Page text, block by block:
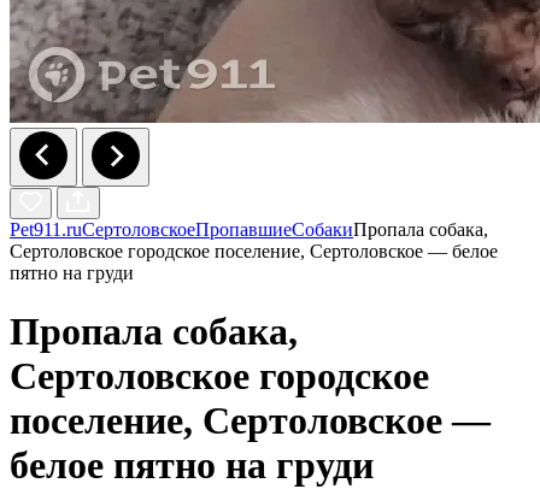
Pet911.ruСертоловскоеПропавшиеСобакиПропала собака,
Сертоловское городское поселение, Сертоловское — белое
пятно на груди
Пропала собака,
Сертоловское городское
поселение, Сертоловское —
белое пятно на груди